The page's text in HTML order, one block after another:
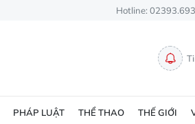
Hotline:
PHÁP LUẬT THỂ THAO THẾ GIỚI